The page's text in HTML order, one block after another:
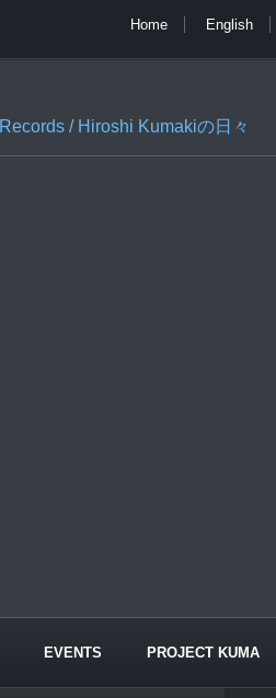
Home English
/ Hiroshi Kumakiの日々
EVENTS PROJECT KUMA